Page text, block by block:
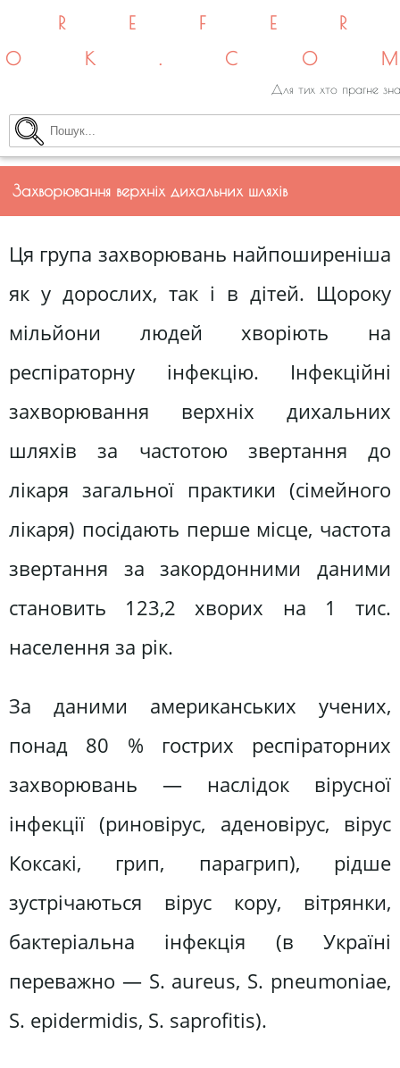
Для тих хто прагне
Захворювання верхніх дихальних шляхів
Ця група захворювань найпоширеніша
як у дорослих, так і в дітей. Щороку
мільйони людей хворіють на
респіраторну інфекцію. Інфекційні
захворювання верхніх дихальних
шляхів за частотою звертання до
лікаря загальної практики (сімейного
лікаря) посідають перше місце, частота
звертання за закордонними даними
становить 123,2 хворих на 1 тис.
населення за рік.
За даними американських учених,
понад 80 % гострих респіраторних
захворювань — наслідок вірусної
інфекції (риновірус, аденовірус, вірус
Коксакі, грип, парагрип), рідше
зустрічаються вірус кору, вітрянки,
бактеріальна інфекція (в Україні
переважно — S. aureus, S. pneumoniae,
S. epidermidis, S. saprofitis).